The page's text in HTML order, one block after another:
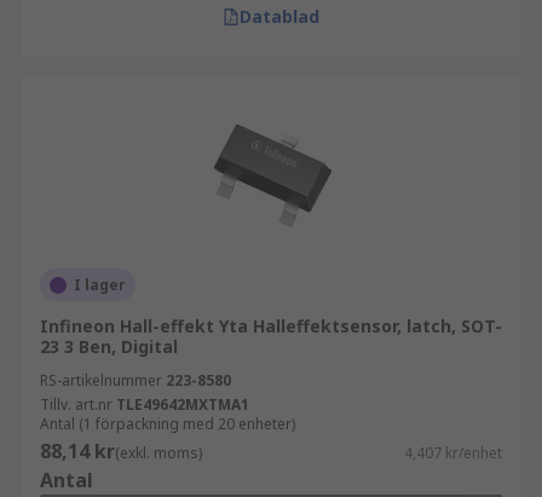
Datablad
I lager
Infineon Hall-effekt Yta Halleffektsensor, latch, SOT-
23 3 Ben, Digital
RS-artikelnummer 223-8580
Tillv. art.nr TLE49642MXTMA1
Antal (1 förpackning med 20 enheter)
88,14 kr(exkl. moms) 4,407 kr/enhet
Antal